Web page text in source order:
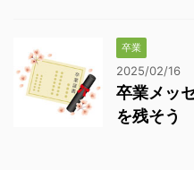
卒業
2025/02/16
卒業メッ
を残そう